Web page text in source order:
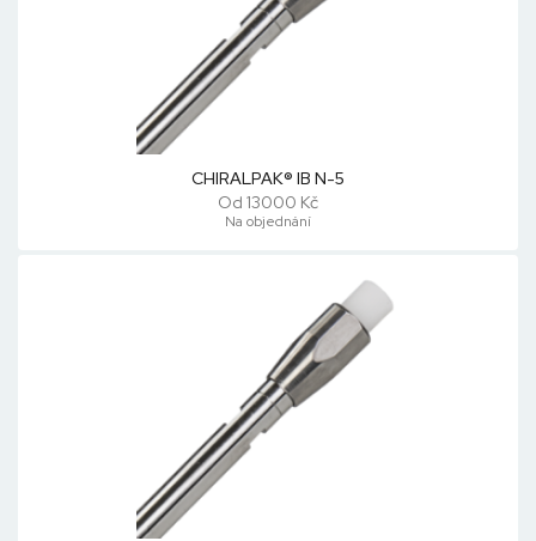
CHIRALPAK® IB N-5
Od 13000 Kč
Na objednání